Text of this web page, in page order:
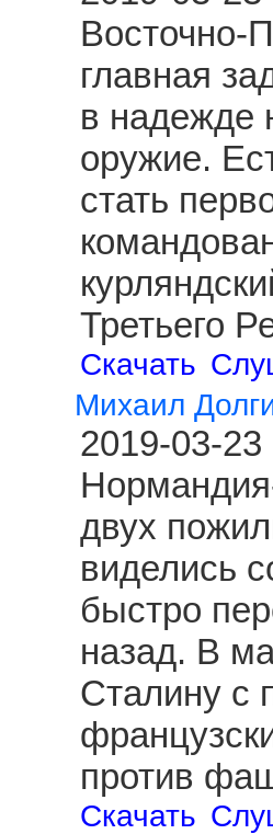
Восточно-
главная
в надежде
оружие.
стать
Третьего
Скачать
Михаил
2019-03-23
двух
виделись
быстро
назад. В
Сталину с
против
Скачать